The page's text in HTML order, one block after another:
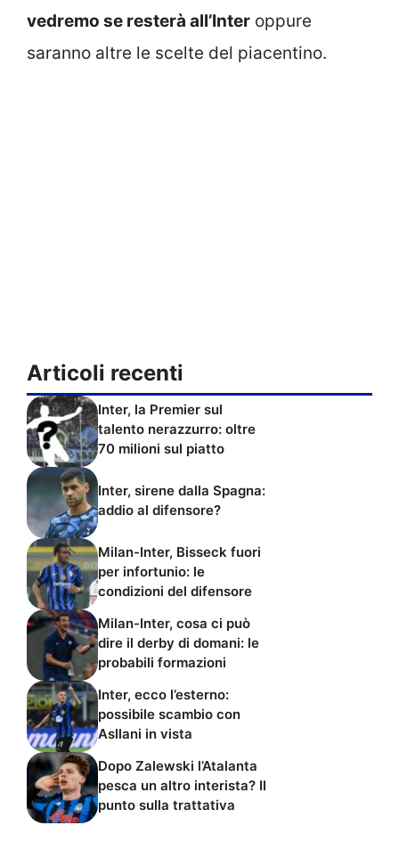
vedremo se resterà all’Inter oppure
saranno altre le scelte del piacentino.
Articoli recenti
Inter, la Premier sul
talento nerazzurro: oltre
70 milioni sul piatto
Inter, sirene dalla Spagna:
addio al difensore?
Milan-Inter, Bisseck fuori
per infortunio: le
condizioni del difensore
Milan-Inter, cosa ci può
dire il derby di domani: le
probabili formazioni
Inter, ecco l’esterno:
possibile scambio con
Asllani in vista
Dopo Zalewski l’Atalanta
pesca un altro interista? Il
punto sulla trattativa